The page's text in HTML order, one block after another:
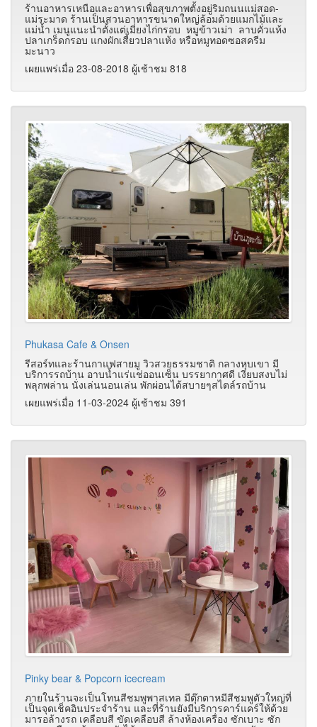
ร้านอาหารเหนือและอาหารเพื่อสุขภาพตั้งอยู่ริมถนนแม่สอด-
แม่ระมาด ร้านเป็นสวนอาหารขนาดใหญ่ล้อมด้วยแมกไม้และ
แม่น้ำ เมนูแนะนำตั้งแต่เมี่ยงไก่กรอบ หมูข้าวเม่า ลาบคั่วแห้ง
ปลาเกร็ดกรอบ แกงผักเสี้ยวปลาแห้ง หรือหมูทอดซอสครีม
มะนาว
เผยแพร่เมื่อ 23-08-2018 ผู้เช้าชม 818
Phukasa Cafe & Onsen
รีสอร์ทและร้านกาแฟสายมู วิวสวยธรรมชาติ กลางหุบเขา มี
บริการรถบ้าน อาบน้ำแร่แช่ออนเซ็น บรรยากาศดี เงียบสงบไม่
พลุกพล่าน นั่งเล่นนอนเล่น พักผ่อนได้สบายๆสไตล์รถบ้าน
เผยแพร่เมื่อ 11-03-2024 ผู้เช้าชม 391
Pinky bear & Popcorn icecream
ภายในร้านจะเป็นโทนสีชมพูพาสเทล มีตุ๊กตาหมีสีชมพูตัวใหญ่ที่
เป็นจุดเช็คอินประจำร้าน และที่ร้านยังมีบริการคาร์แคร์ให้ด้วย
มารอล้างรถ เคลือบสี ขัดเคลือบสี ล้างห้องเครื่อง ซักเบาะ ซัก